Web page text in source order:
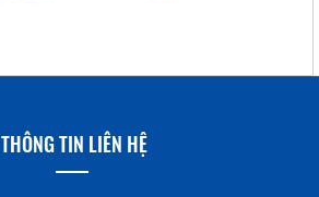
THÔNG TIN LIÊN HỆ